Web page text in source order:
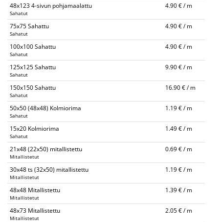
48x123 4-sivun pohjamaalattu
Sahatut
4.90 € / m
75x75 Sahattu
Sahatut
4.90 € / m
100x100 Sahattu
Sahatut
4.90 € / m
125x125 Sahattu
Sahatut
9.90 € / m
150x150 Sahattu
Sahatut
16.90 € / m
50x50 (48x48) Kolmiorima
Sahatut
1.19 € / m
15x20 Kolmiorima
Sahatut
1.49 € / m
21x48 (22x50) mitallistettu
Mitallistetut
0.69 € / m
30x48 ts (32x50) mitallistettu
Mitallistetut
1.19 € / m
48x48 Mitallistettu
Mitallistetut
1.39 € / m
48x73 Mitallistettu
Mitallistetut
2.05 € / m